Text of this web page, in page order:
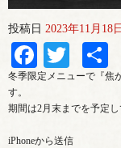
投稿日 2023年11月18日
冬季限定メニューで『焦
す。
期間は2月末までを予定
iPhoneから送信